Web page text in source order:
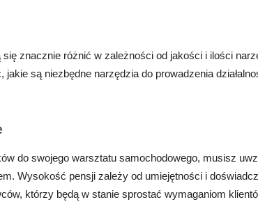
znacznie różnić w zależności od jakości i ilości
jakie są niezbędne narzędzia do prowadzenia
do swojego warsztatu samochodowego, musisz
Wysokość pensji zależy od umiejętności i
którzy będą w stanie sprostać wymaganiom